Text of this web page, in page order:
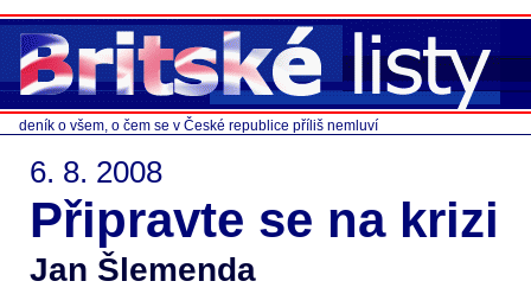
deník o všem, o čem se v České republice příliš nemluví
6. 8. 2008
Připravte se na krizi
Jan Šlemenda